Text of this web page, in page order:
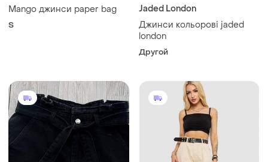
Mango джинси paper bag
S
Jaded London
Джинси кольорові jaded
london
Другой